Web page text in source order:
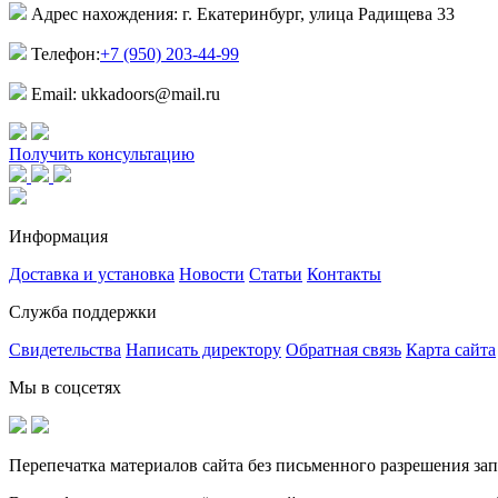
Адрес нахождения: г. Екатеринбург, улица Радищева 33
Телефон:+7 (950) 203-44-99
Email: ukkadoors@mail.ru
Получить консультацию
Информация
Доставка и установка Новости Статьи Контакты
Служба поддержки
Свидетельства Написать директору Обратная связь Карта сайта
Мы в соцсетях
Перепечатка материалов сайта без письменного разрешения